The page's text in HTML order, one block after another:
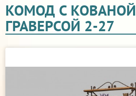
КОМОД С КОВАНОЙ
ГРАВЕРСОЙ 2-27